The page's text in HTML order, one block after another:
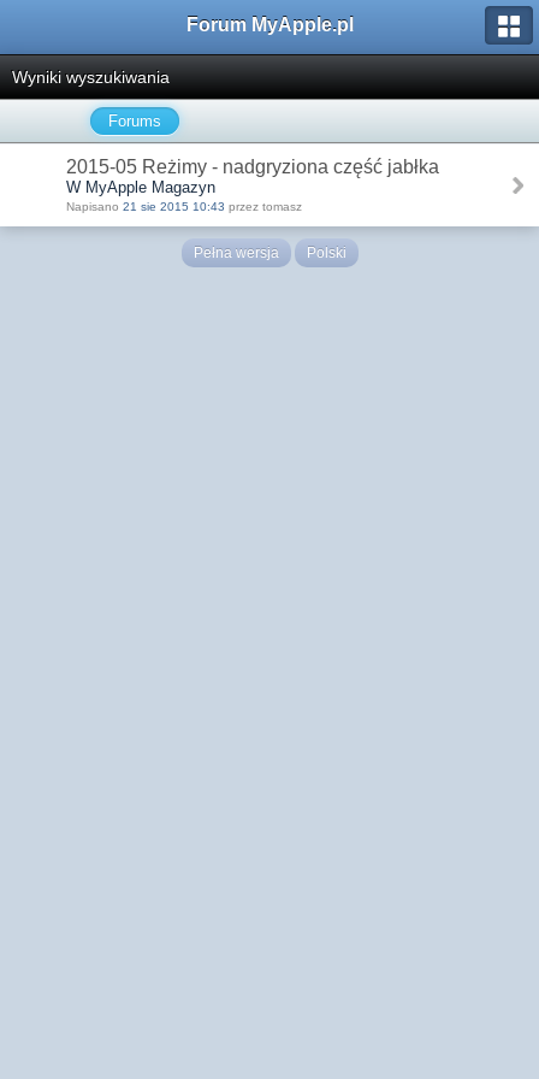
Forum MyApple.pl
Wyniki wyszukiwania
Forums
2015-05 Reżimy - nadgryziona część jabłka
W MyApple Magazyn
Napisano 21 sie 2015 10:43 przez tomasz
Pełna wersja Polski